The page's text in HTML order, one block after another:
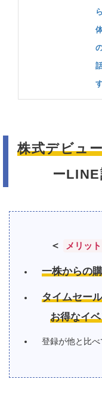
株式デビュ
ー
＜ メリット
一株からの
タイムセール
お得なイ
登録が他と比べ